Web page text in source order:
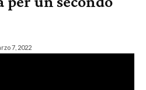
7, 2022